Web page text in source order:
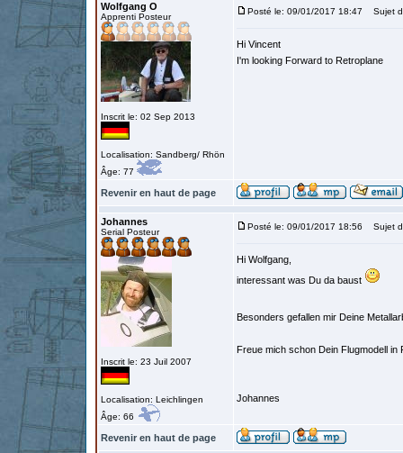
Wolfgang O
Apprenti Posteur
Inscrit le: 02 Sep 2013
Localisation: Sandberg/ Rhön
Âge: 77
Posté le: 09/01/2017 18:47 Sujet
Hi Vincent
I'm looking Forward to Retroplane
Revenir en haut de page
Johannes
Serial Posteur
Inscrit le: 23 Juil 2007
Localisation: Leichlingen
Âge: 66
Posté le: 09/01/2017 18:56 Sujet
Hi Wolfgang,
interessant was Du da baust
Besonders gefallen mir Deine
Freue mich schon Dein Flugmodell
Johannes
Revenir en haut de page